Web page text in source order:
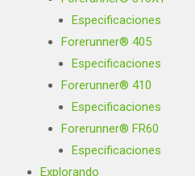
Especificaciones
Forerunner® 405
Especificaciones
Forerunner® 410
Especificaciones
Forerunner® FR60
Especificaciones
Explorando